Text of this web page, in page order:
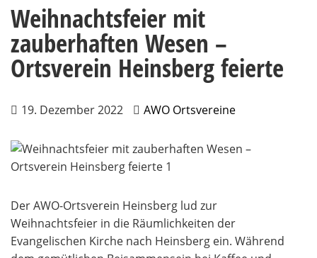
Weihnachtsfeier mit
zauberhaften Wesen –
Ortsverein Heinsberg feierte
19. Dezember 2022 AWO Ortsvereine
Der AWO-Ortsverein Heinsberg lud zur
Weihnachtsfeier in die Räumlichkeiten der
Evangelischen Kirche nach Heinsberg ein. Während